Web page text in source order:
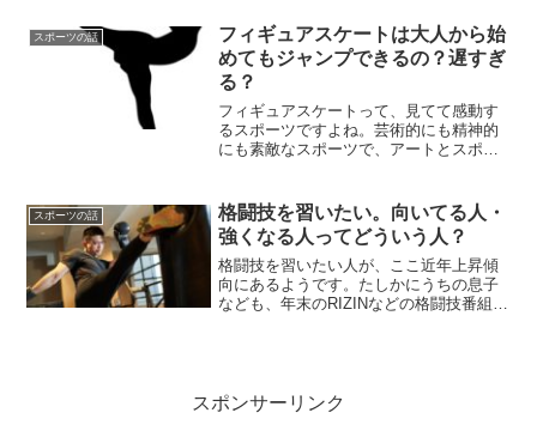
ても過言ではないかもしれません。高校
で野球をやるには、坊主頭にしないとい
けないのでしょうか？
スポーツの話
フィギュアスケートは大人から始
めてもジャンプできるの？遅すぎ
る？
フィギュアスケートって、見てて感動す
るスポーツですよね。芸術的にも精神的
にも素敵なスポーツで、アートとスポー
なものでも楽しめるので良いですよね。
スポーツの話
格闘技を習いたい。向いてる人・
強くなる人ってどういう人？
格闘技を習いたい人が、ここ近年上昇傾
向にあるようです。たしかにうちの息子
なども、年末のRIZINなどの格闘技番組を
スポンサーリンク